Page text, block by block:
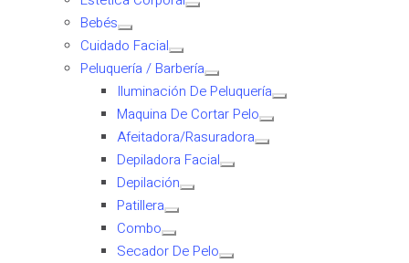
Bebés
Cuidado Facial
Peluquería / Barbería
Iluminación De Peluquería
Maquina De Cortar Pelo
Afeitadora/Rasuradora
Depiladora Facial
Depilación
Patillera
Combo
Secador De Pelo